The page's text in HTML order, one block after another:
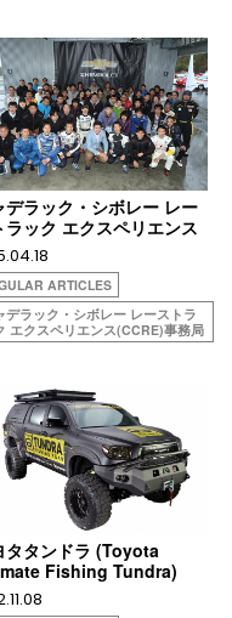
デラック・シボレー レー
ラック エクスペリエンス
ARTICLES
デラック・シボレー レーストラ
エクスペリエンス(CCRE)事務局
タタンドラ (Toyota
Fishing Tundra)